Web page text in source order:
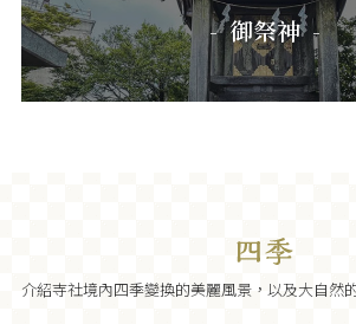
御祭神
介紹寺社境內四季變換的美麗風景，以及大自然